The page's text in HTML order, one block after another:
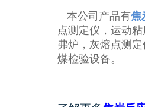
本公司产品有焦
点测定仪，运动
弗炉，灰熔点测
煤检验设备。